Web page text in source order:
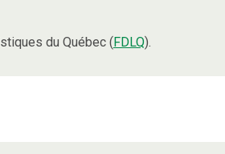
du Québec (FDLQ).